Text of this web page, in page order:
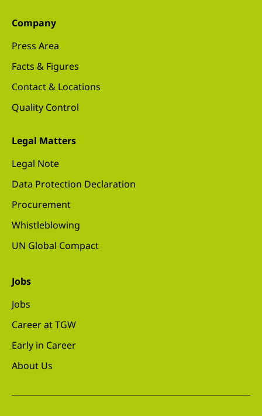
Company
Press Area
Facts & Figures
Contact & Locations
Quality Control
Legal Matters
Legal Note
Data Protection Declaration
Procurement
Whistleblowing
UN Global Compact
Jobs
Jobs
Career at TGW
Early in Career
About Us